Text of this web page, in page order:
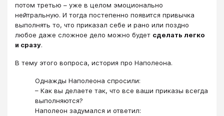
потом третью – уже в целом эмоционально
нейтральную. И тогда постепенно появится привычка
выполнять то, что приказал себе и рано или поздно
любое даже сложное дело можно будет сделать легко
и сразу.
В тему этого вопроса, история про Наполеона.
Однажды Наполеона спросили:
– Как вы делаете так, что все ваши приказы всегда
выполняются?
Наполеон задумался и ответил: